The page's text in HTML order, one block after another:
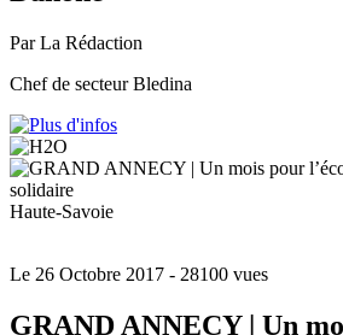
Par La Rédaction
Chef de secteur Bledina
Haute-Savoie
Le 26 Octobre 2017 - 28100 vues
GRAND ANNECY | Un